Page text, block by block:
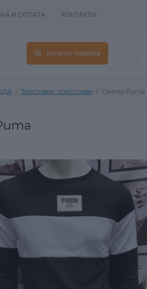
И ОПЛАТА КОНТАКТЫ
Каталог товаров
Толстовки, лонгсливы Свитер Puma